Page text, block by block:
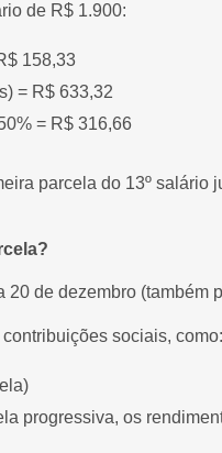
de R$ 1.900:
158,33
= R$ 633,32
= R$ 316,66
parcela do 13º
de dezembro
sociais, como:
progressiva, os